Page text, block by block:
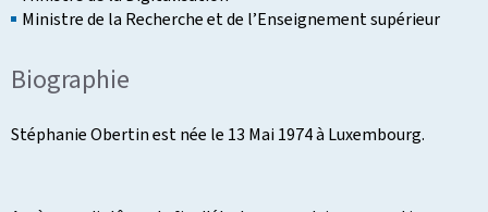
Ministre de la Recherche et de l’Enseignement supérieur
Biographie
Stéphanie Obertin est née le 13 Mai 1974 à Luxembourg.